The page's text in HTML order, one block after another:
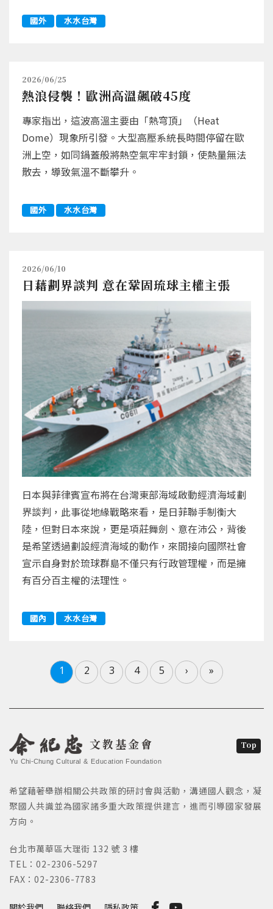
國外 水水台灣
2026/06/25
熱浪侵襲！歐洲高溫飆破45度
專家指出，這波高溫主要由「熱穹頂」（Heat
Dome）現象所引發。大型高壓系統長時間停留在歐
洲上空，如同鍋蓋般將熱空氣牢牢封鎖，使熱量無法
散去，導致氣溫不斷攀升。
國外 水水台灣
2026/06/10
日藉劃界談判 意在鞏固琉球主權主張
日本與菲律賓宣布將在台灣東部海域啟動經濟海域劃
界談判，此事從地緣戰略來看，是日菲聯手制衡大
陸，但對日本來說，更是項莊舞劍、意在沛公，背後
是希望透過劃設經濟海域的動作，來間接向國際社會
宣示自身對於琉球群島不僅只有行政管理權，而是擁
有百分百主權的法理性。
國內 水水台灣
1 2 3 4 5 › »
文教基金會
Yu Chi-Chung Cultural & Education Foundation
希望藉著舉辦相關公共政策的研討會與活動，溝通國人觀念，凝
聚國人共識並為國家諸多重大政策提供建言，進而引導國家發展
方向。
台北市萬華區大理街 132 號 3 樓
TEL：02-2306-5297
FAX：02-2306-7783
Top